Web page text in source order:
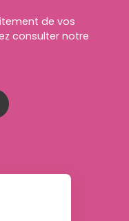
de vos
consulter notre